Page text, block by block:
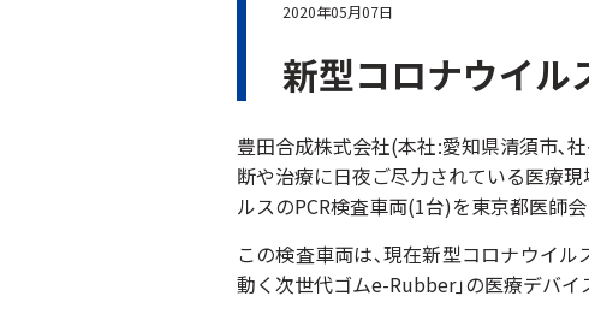
2020年05月07日
新型コロナウイル
豊田合成株式会社(本社:愛知県清須市､
断や治療に日夜ご尽力されている医療
ルスのPCR検査車両(1台)を東京都医師会
この検査車両は､現在新型コロナウイ
動く次世代ゴムe-Rubber｣の医療デバイ